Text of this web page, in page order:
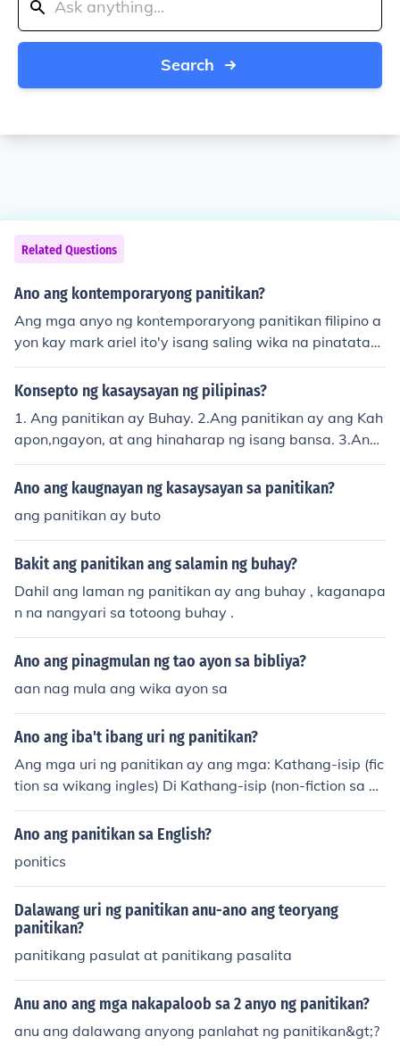
Search
Related Questions
Ano ang kontemporaryong panitikan?
Ang mga anyo ng kontemporaryong panitikan filipino a
yon kay mark ariel ito'y isang saling wika na pinatatag
ng kangyang buhok sa kadahilanan siya ay pinangana
k noong 1960's. Ayon naman sa pagsasaliksik ni Dr. jes
iwalaan dahil ito'y makakasira sa inyong kaisipan.
Konsepto ng kasaysayan ng pilipinas?
1. Ang panitikan ay Buhay. 2.Ang panitikan ay ang Kah
apon,ngayon, at ang hinaharap ng isang bansa. 3.Ang
panitikan ay sining. 4.Ang panitikan ay kuhanan ng Kult
ura. 5. Ang panitikan ay lumilinang ng damdamin maka
Ano ang kaugnayan ng kasaysayan sa panitikan?
ang panitikan ay buto
Bakit ang panitikan ang salamin ng buhay?
Dahil ang laman ng panitikan ay ang buhay , kaganapa
n na nangyari sa totoong buhay .
Ano ang pinagmulan ng tao ayon sa bibliya?
aan nag mula ang wika ayon sa
Ano ang iba't ibang uri ng panitikan?
Ang mga uri ng panitikan ay ang mga: Kathang-isip (fic
tion sa wikang ingles) Di Kathang-isip (non-fiction sa wi
kang ingles)
Ano ang panitikan sa English?
ponitics
Dalawang uri ng panitikan anu-ano ang teoryang
panitikan?
panitikang pasulat at panitikang pasalita
Anu ano ang mga nakapaloob sa 2 anyo ng panitikan?
anu ang dalawang anyong panlahat ng panitikan&gt;?